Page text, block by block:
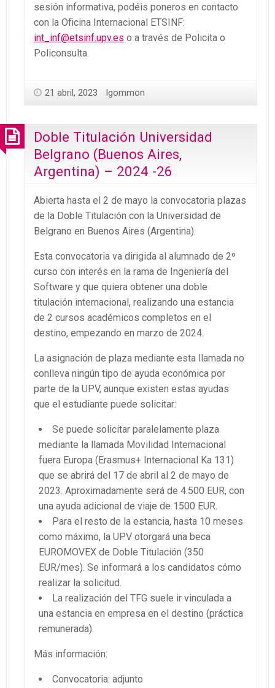
sesión informativa, podéis poneros en contacto
con la Oficina Internacional ETSINF:
int_inf@etsinf.upv.es o a través de Policita o
Policonsulta.
21 abril, 2023 lgommon
Doble Titulación Universidad
Belgrano (Buenos Aires,
Argentina) – 2024 -26
Abierta hasta el 2 de mayo la convocatoria plazas
de la Doble Titulación con la Universidad de
Belgrano en Buenos Aires (Argentina).
Esta convocatoria va dirigida al alumnado de 2º
curso con interés en la rama de Ingeniería del
Software y que quiera obtener una doble
titulación internacional, realizando una estancia
de 2 cursos académicos completos en el
destino, empezando en marzo de 2024.
La asignación de plaza mediante esta llamada no
conlleva ningún tipo de ayuda económica por
parte de la UPV, aunque existen estas ayudas
que el estudiante puede solicitar:
Se puede solicitar paralelamente plaza
mediante la llamada Movilidad Internacional
fuera Europa (Erasmus+ Internacional Ka 131)
que se abrirá del 17 de abril al 2 de mayo de
2023. Aproximadamente será de 4.500 EUR, con
una ayuda adicional de viaje de 1500 EUR.
Para el resto de la estancia, hasta 10 meses
como máximo, la UPV otorgará una beca
EUROMOVEX de Doble Titulación (350
EUR/mes). Se informará a los candidatos cómo
realizar la solicitud.
La realización del TFG suele ir vinculada a
una estancia en empresa en el destino (práctica
remunerada).
Más información:
Convocatoria: adjunto